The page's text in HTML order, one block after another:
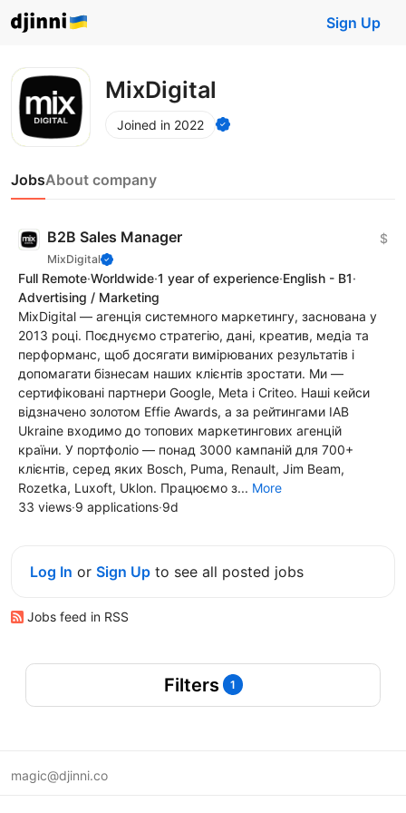
Sign Up
MixDigital
Joined in 2022
JobsAbout company
B2B Sales Manager
MixDigital
$
Full Remote·Worldwide·1 year of experience·English - B1·
Advertising / Marketing
MixDigital — агенція системного маркетингу, заснована у
2013 році. Поєднуємо стратегію, дані, креатив, медіа та
перформанс, щоб досягати вимірюваних результатів і
допомагати бізнесам наших клієнтів зростати. Ми —
сертифіковані партнери Google, Meta і Criteo. Наші кейси
відзначено золотом Effie Awards, а за рейтингами IAB
Ukraine входимо до топових маркетингових агенцій
країни. У портфоліо — понад 3000 кампаній для 700+
клієнтів, серед яких Bosch, Puma, Renault, Jim Beam,
Rozetka, Luxoft, Uklon. Працюємо з... More
33 views·9 applications·9d
Log In or Sign Up to see all posted jobs
Jobs feed in RSS
Filters 1
magic@djinni.co